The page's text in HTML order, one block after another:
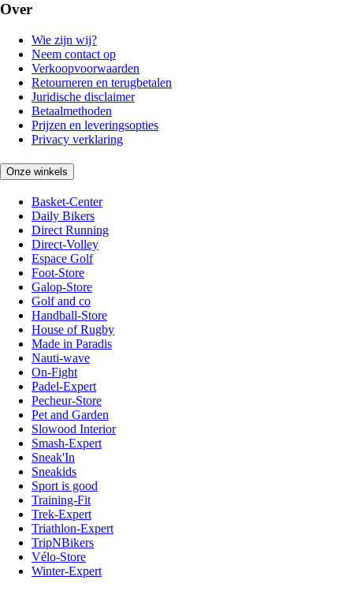
Over
Wie zijn wij?
Neem contact op
Verkoopvoorwaarden
Retourneren en terugbetalen
Juridische disclaimer
Betaalmethoden
Prijzen en leveringsopties
Privacy verklaring
Onze winkels
Basket-Center
Daily Bikers
Direct Running
Direct-Volley
Espace Golf
Foot-Store
Galop-Store
Golf and co
Handball-Store
House of Rugby
Made in Paradis
Nauti-wave
On-Fight
Padel-Expert
Pecheur-Store
Pet and Garden
Slowood Interior
Smash-Expert
Sneak'In
Sneakids
Sport is good
Training-Fit
Trek-Expert
Triathlon-Expert
TripNBikers
Vélo-Store
Winter-Expert